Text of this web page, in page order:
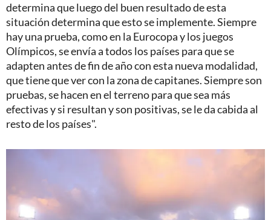
determina que luego del buen resultado de esta
situación determina que esto se implemente. Siempre
hay una prueba, como en la Eurocopa y los juegos
Olímpicos, se envía a todos los países para que se
adapten antes de fin de año con esta nueva modalidad,
que tiene que ver con la zona de capitanes. Siempre son
pruebas, se hacen en el terreno para que sea más
efectivas y si resultan y son positivas, se le da cabida al
resto de los países".